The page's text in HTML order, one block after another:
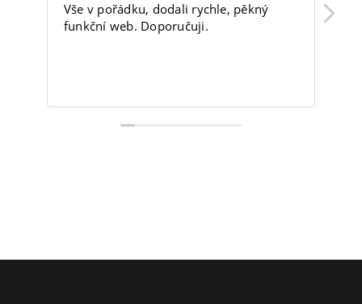
Vše v pořádku, dodali rychle, pěkný
funkční web. Doporučuji.